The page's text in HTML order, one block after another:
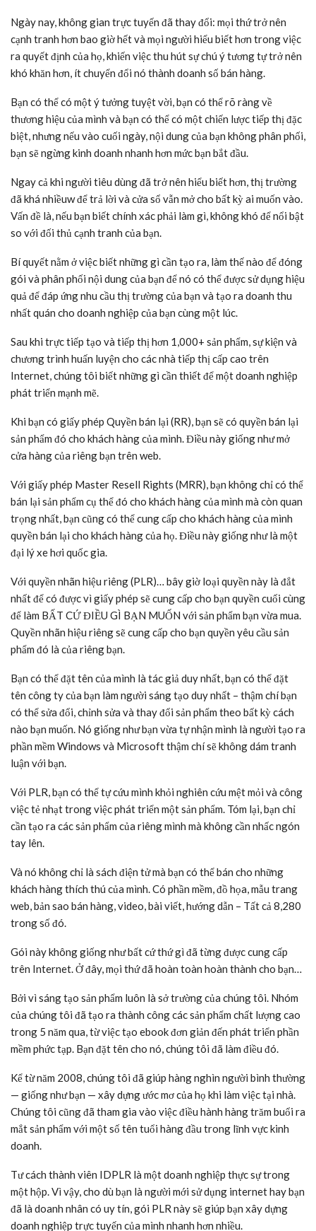
Ngày nay, không gian trực tuyến đã thay đổi: mọi thứ trở nên
cạnh tranh hơn bao giờ hết và mọi người hiểu biết hơn trong việc
ra quyết định của họ, khiến việc thu hút sự chú ý tương tự trở nên
khó khăn hơn, ít chuyển đổi nó thành doanh số bán hàng.
Bạn có thể có một ý tưởng tuyệt vời, bạn có thể rõ ràng về
thương hiệu của mình và bạn có thể có một chiến lược tiếp thị đặc
biệt, nhưng nếu vào cuối ngày, nội dung của bạn không phân phối,
bạn sẽ ngừng kinh doanh nhanh hơn mức bạn bắt đầu.
Ngay cả khi người tiêu dùng đã trở nên hiểu biết hơn, thị trường
đã khá nhiềuw để trả lời và cửa sổ vẫn mở cho bất kỳ ai muốn vào.
Vấn đề là, nếu bạn biết chính xác phải làm gì, không khó để nổi bật
so với đối thủ cạnh tranh của bạn.
Bí quyết nằm ở việc biết những gì cần tạo ra, làm thế nào để đóng
gói và phân phối nội dung của bạn để nó có thể được sử dụng hiệu
quả để đáp ứng nhu cầu thị trường của bạn và tạo ra doanh thu
nhất quán cho doanh nghiệp của bạn cùng một lúc.
Sau khi trực tiếp tạo và tiếp thị hơn 1,000+ sản phẩm, sự kiện và
chương trình huấn luyện cho các nhà tiếp thị cấp cao trên
Internet, chúng tôi biết những gì cần thiết để một doanh nghiệp
phát triển mạnh mẽ.
Khi bạn có giấy phép Quyền bán lại (RR), bạn sẽ có quyền bán lại
sản phẩm đó cho khách hàng của mình. Điều này giống như mở
cửa hàng của riêng bạn trên web.
Với giấy phép Master Resell Rights (MRR), bạn không chỉ có thể
bán lại sản phẩm cụ thể đó cho khách hàng của mình mà còn quan
trọng nhất, bạn cũng có thể cung cấp cho khách hàng của mình
quyền bán lại cho khách hàng của họ. Điều này giống như là một
đại lý xe hơi quốc gia.
Với quyền nhãn hiệu riêng (PLR)… bây giờ loại quyền này là đắt
nhất để có được vì giấy phép sẽ cung cấp cho bạn quyền cuối cùng
để làm BẤT CỨ ĐIỀU GÌ BẠN MUỐN với sản phẩm bạn vừa mua.
Quyền nhãn hiệu riêng sẽ cung cấp cho bạn quyền yêu cầu sản
phẩm đó là của riêng bạn.
Bạn có thể đặt tên của mình là tác giả duy nhất, bạn có thể đặt
tên công ty của bạn làm người sáng tạo duy nhất – thậm chí bạn
có thể sửa đổi, chỉnh sửa và thay đổi sản phẩm theo bất kỳ cách
nào bạn muốn. Nó giống như bạn vừa tự nhận mình là người tạo ra
phần mềm Windows và Microsoft thậm chí sẽ không dám tranh
luận với bạn.
Với PLR, bạn có thể tự cứu mình khỏi nghiên cứu mệt mỏi và công
việc tẻ nhạt trong việc phát triển một sản phẩm. Tóm lại, bạn chỉ
cần tạo ra các sản phẩm của riêng mình mà không cần nhấc ngón
tay lên.
Và nó không chỉ là sách điện tử mà bạn có thể bán cho những
khách hàng thích thú của mình. Có phần mềm, đồ họa, mẫu trang
web, bản sao bán hàng, video, bài viết, hướng dẫn – Tất cả 8,280
trong số đó.
Gói này không giống như bất cứ thứ gì đã từng được cung cấp
trên Internet. Ở đây, mọi thứ đã hoàn toàn hoàn thành cho bạn…
Bởi vì sáng tạo sản phẩm luôn là sở trường của chúng tôi. Nhóm
của chúng tôi đã tạo ra thành công các sản phẩm chất lượng cao
trong 5 năm qua, từ việc tạo ebook đơn giản đến phát triển phần
mềm phức tạp. Bạn đặt tên cho nó, chúng tôi đã làm điều đó.
Kể từ năm 2008, chúng tôi đã giúp hàng nghìn người bình thường
— giống như bạn — xây dựng ước mơ của họ khi làm việc tại nhà.
Chúng tôi cũng đã tham gia vào việc điều hành hàng trăm buổi ra
mắt sản phẩm với một số tên tuổi hàng đầu trong lĩnh vực kinh
doanh.
Tư cách thành viên IDPLR là một doanh nghiệp thực sự trong
một hộp. Vì vậy, cho dù bạn là người mới sử dụng internet hay bạn
đã là doanh nhân có uy tín, gói PLR này sẽ giúp bạn xây dựng
doanh nghiệp trực tuyến của mình nhanh hơn nhiều.